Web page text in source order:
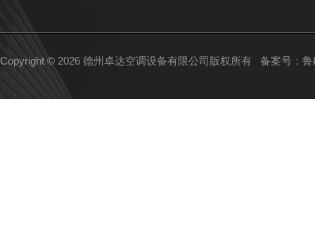
Copyright © 2026 德州卓达空调设备有限公司版权所有 备案号：